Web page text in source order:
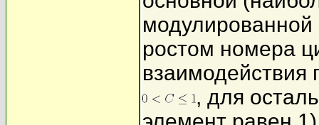
ростом номера
взаимодействия
, для